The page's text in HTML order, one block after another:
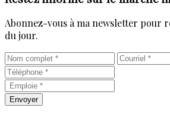
Abonnez-vous à ma newsletter pour
du jour.
Envoyer